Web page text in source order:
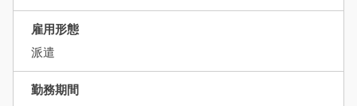
雇用形態
派遣
勤務期間